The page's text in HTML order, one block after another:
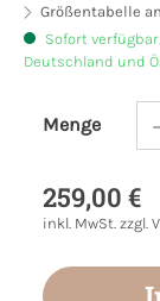
Größentabelle
Sofort
Deutschland und
Menge
Produkt
259,00 €
inkl. MwSt. zzgl.